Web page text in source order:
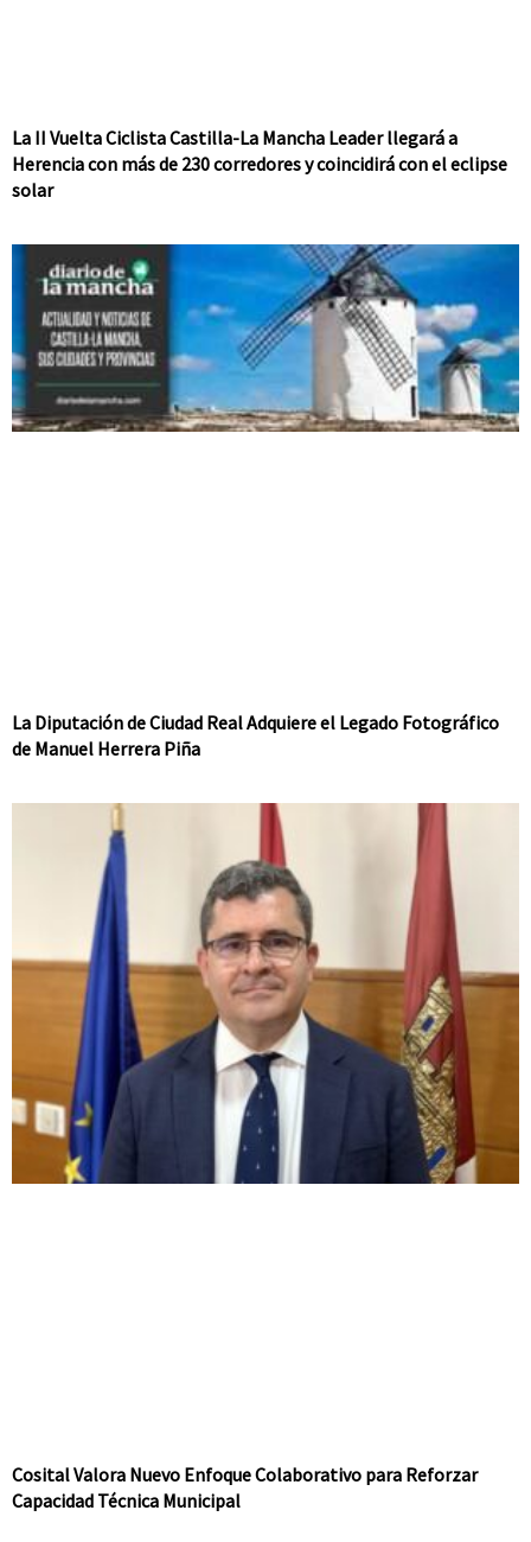
La II Vuelta Ciclista Castilla-La Mancha Leader llegará a
Herencia con más de 230 corredores y coincidirá con el eclipse
solar
La Diputación de Ciudad Real Adquiere el Legado Fotográfico
de Manuel Herrera Piña
Cosital Valora Nuevo Enfoque Colaborativo para Reforzar
Capacidad Técnica Municipal